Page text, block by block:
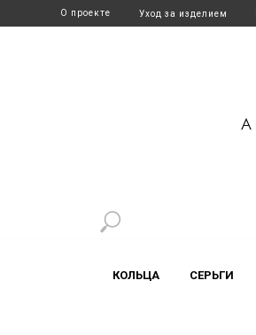
О проекте Уход за изделием
+7 916 700-17-41
КОЛЬЦА СЕРЬГИ